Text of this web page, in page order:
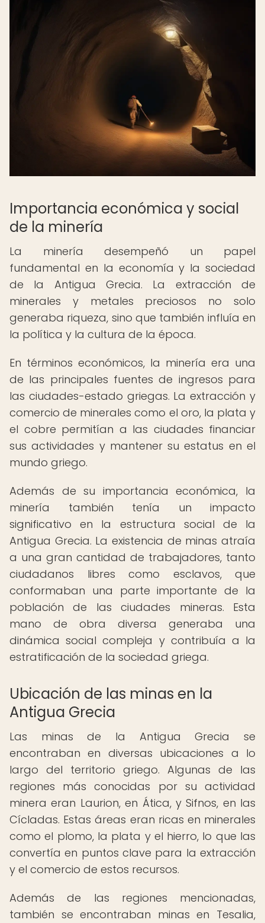
Importancia económica y social
de la minería
La minería desempeñó un papel
fundamental en la economía y la sociedad
de la Antigua Grecia. La extracción de
minerales y metales preciosos no solo
generaba riqueza, sino que también influía en
la política y la cultura de la época.
En términos económicos, la minería era una
de las principales fuentes de ingresos para
las ciudades-estado griegas. La extracción y
comercio de minerales como el oro, la plata y
el cobre permitían a las ciudades financiar
sus actividades y mantener su estatus en el
mundo griego.
Además de su importancia económica, la
minería también tenía un impacto
significativo en la estructura social de la
Antigua Grecia. La existencia de minas atraía
a una gran cantidad de trabajadores, tanto
ciudadanos libres como esclavos, que
conformaban una parte importante de la
población de las ciudades mineras. Esta
mano de obra diversa generaba una
dinámica social compleja y contribuía a la
estratificación de la sociedad griega.
Ubicación de las minas en la
Antigua Grecia
Las minas de la Antigua Grecia se
encontraban en diversas ubicaciones a lo
largo del territorio griego. Algunas de las
regiones más conocidas por su actividad
minera eran Laurion, en Ática, y Sifnos, en las
Cícladas. Estas áreas eran ricas en minerales
como el plomo, la plata y el hierro, lo que las
convertía en puntos clave para la extracción
y el comercio de estos recursos.
Además de las regiones mencionadas,
también se encontraban minas en Tesalia,